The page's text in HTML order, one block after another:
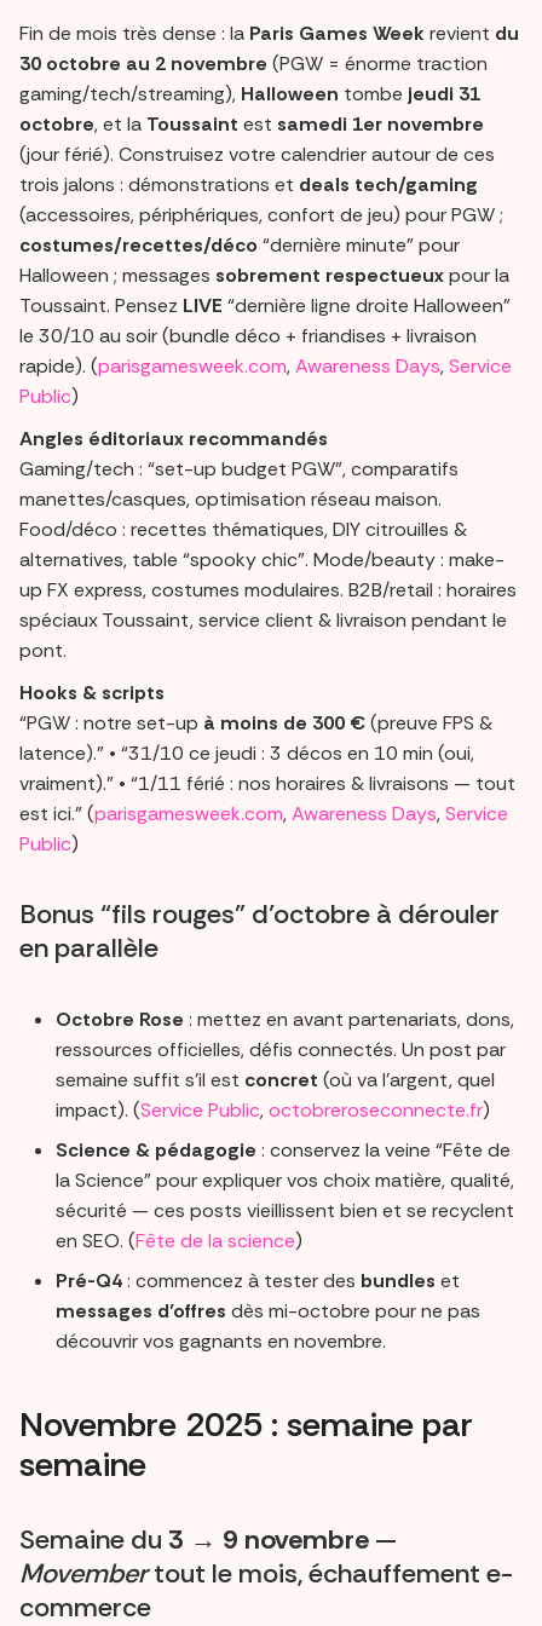
Fin de mois très dense : la Paris Games Week revient du
30 octobre au 2 novembre (PGW = énorme traction
gaming/tech/streaming), Halloween tombe jeudi 31
octobre, et la Toussaint est samedi 1er novembre
(jour férié). Construisez votre calendrier autour de ces
trois jalons : démonstrations et deals tech/gaming
(accessoires, périphériques, confort de jeu) pour PGW ;
costumes/recettes/déco “dernière minute” pour
Halloween ; messages sobrement respectueuxpour la
Toussaint. Pensez LIVE “dernière ligne droite Halloween”
le 30/10 au soir (bundle déco + friandises + livraison
rapide). (parisgamesweek.com,Awareness Days,Service
Public)
Angles éditoriaux recommandés
Gaming/tech : “set-up budget PGW”, comparatifs
manettes/casques, optimisation réseau maison.
Food/déco : recettes thématiques, DIY citrouilles &
alternatives, table “spooky chic”. Mode/beauty : make-
up FX express, costumes modulaires. B2B/retail : horaires
spéciaux Toussaint, service client & livraison pendant le
pont.
Hooks & scripts
“PGW : notre set-up à moins de 300 €(preuve FPS &
latence).” • “31/10 ce jeudi : 3 décos en 10 min (oui,
vraiment).” • “1/11 férié : nos horaires & livraisons — tout
est ici.” (parisgamesweek.com,Awareness Days,Service
Public)
Bonus “fils rouges” d’octobre à dérouler
en parallèle
Octobre Rose : mettez en avant partenariats, dons,
ressources officielles, défis connectés. Un post par
semaine suffit s’il est concret (où va l’argent, quel
impact). (Service Public,octobreroseconnecte.fr)
Science & pédagogie : conservez la veine “Fête de
la Science” pour expliquer vos choix matière, qualité,
sécurité — ces posts vieillissent bien et se recyclent
en SEO. (Fête de la science)
Pré-Q4: commencez à tester des bundles et
messages d’offres dès mi-octobre pour ne pas
découvrir vos gagnants en novembre.
Novembre 2025 : semaine par
semaine
Semaine du 3 → 9 novembre —
Movembertout le mois, échauffement e-
commerce